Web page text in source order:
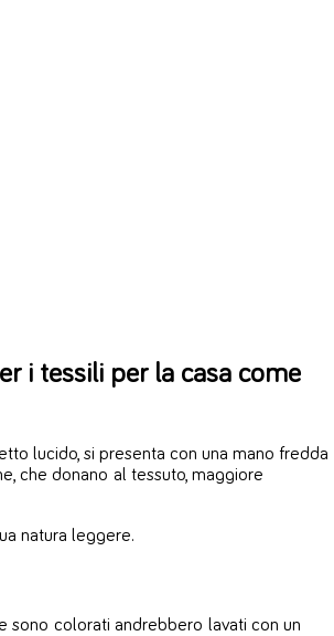
i tessili per la casa come
lucido, si presenta con una mano fredda
che donano al tessuto, maggiore
natura leggere.
sono colorati andrebbero lavati con un